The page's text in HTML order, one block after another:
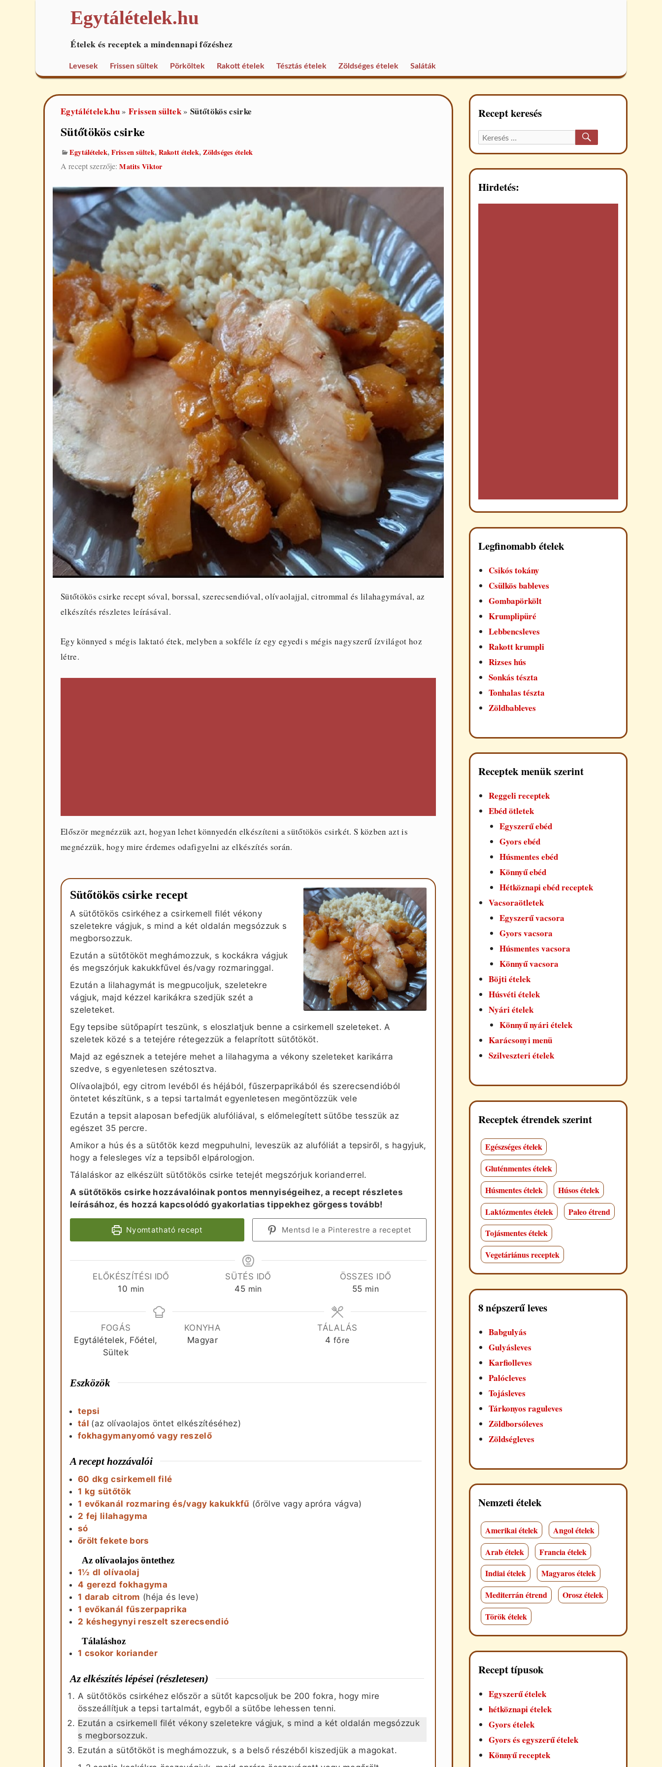
Egytálételek.hu
Ételek és receptek a mindennapi főzéshez
Levesek Frissen sültek Pörköltek Rakott ételek Tésztás ételek Zöldséges ételek Saláták
Egytálételek.hu »Frissen sültek» Sütőtökös csirke
Sütőtökös csirke
Egytálételek,Frissen sültek,Rakott ételek,Zöldséges ételek
A recept szerzője:Matits Viktor
Sütőtökös csirke recept sóval, borssal, szerecsendióval, olívaolajjal, citrommal és lilahagymával, az
elkészítés részletes leírásával.
Egy könnyed s mégis laktató étek, melyben a sokféle íz egy egyedi s mégis nagyszerű ízvilágot hoz
létre.
Először megnézzük azt, hogyan lehet könnyedén elkészíteni a sütőtökös csirkét. S közben azt is
megnézzük, hogy mire érdemes odafigyelni az elkészítés során.
Sütőtökös csirke recept
A sütőtökös csirkéhez a csirkemell filét vékony
szeletekre vágjuk, s mind a két oldalán megsózzuk s
megborsozzuk.
Ezután a sütőtököt meghámozzuk, s kockákra vágjuk
és megszórjuk kakukkfűvel és/vagy rozmaringgal.
Ezután a lilahagymát is megpucoljuk, szeletekre
vágjuk, majd kézzel karikákra szedjük szét a
szeleteket.
Egy tepsibe sütőpapírt teszünk, s eloszlatjuk benne a csirkemell szeleteket. A
szeletek közé s a tetejére rétegezzük a felaprított sütőtököt.
Majd az egésznek a tetejére mehet a lilahagyma a vékony szeleteket karikárra
szedve, s egyenletesen szétosztva.
Olívaolajból, egy citrom levéből és héjából, fűszerpaprikából és szerecsendióból
öntetet készítünk, s a tepsi tartalmát egyenletesen megöntözzük vele
Ezután a tepsit alaposan befedjük alufóliával, s előmelegített sütőbe tesszük az
egészet 35 percre.
Amikor a hús és a sütőtök kezd megpuhulni, leveszük az alufóliát a tepsiről, s hagyjuk,
hogy a felesleges víz a tepsiből elpárologjon.
Tálaláskor az elkészült sütőtökös csirke tetejét megszórjuk korianderrel.
A sütőtökös csirke hozzávalóinak pontos mennyiségeihez, a recept részletes
leírásához, és hozzá kapcsolódó gyakorlatias tippekhez görgess tovább!
Nyomtatható recept Mentsd le a Pinterestre a receptet
ELŐKÉSZÍTÉSI IDŐ
10 perc
min
SÜTÉS IDŐ
45perc
min
ÖSSZES IDŐ
55perc
min
FOGÁS
Egytálételek, Főétel,
Sültek
KONYHA
Magyar
TÁLALÁS
4 főre
Eszközök
tepsi
tál (az olívaolajos öntet elkészítéséhez)
fokhagymanyomó vagy reszelő
A recept hozzávalói
60 dkg csirkemell filé
1 kg sütőtök
1 evőkanál rozmaring és/vagy kakukkfű (őrölve vagy apróra vágva)
2 fej lilahagyma
só
őrölt fekete bors
Az olívaolajos öntethez
1½ dl olívaolaj
4 gerezd fokhagyma
1 darab citrom (héja és leve)
1 evőkanál fűszerpaprika
2 késhegynyi reszelt szerecsendió
Tálaláshoz
1 csokor koriander
Az elkészítés lépései (részletesen)
A sütőtökös csirkéhez először a sütőt kapcsoljuk be 200 fokra, hogy mire
összeállítjuk a tepsi tartalmát, egyből a sütőbe lehessen tenni.
Ezután a csirkemell filét vékony szeletekre vágjuk, s mind a két oldalán megsózzuk
s megborsozzuk.
Ezután a sütőtököt is meghámozzuk, s a belső részéből kiszedjük a magokat.
Recept keresés
Keresett
recept:
Hirdetés:
Legfinomabb ételek
Csikós tokány
Csülkös bableves
Gombapörkölt
Krumplipüré
Lebbencsleves
Rakott krumpli
Rizses hús
Sonkás tészta
Tonhalas tészta
Zöldbableves
Receptek menük szerint
Reggeli receptek
Ebéd ötletek
Egyszerű ebéd
Gyors ebéd
Húsmentes ebéd
Könnyű ebéd
Hétköznapi ebéd receptek
Vacsoraötletek
Egyszerű vacsora
Gyors vacsora
Húsmentes vacsora
Könnyű vacsora
Böjti ételek
Húsvéti ételek
Nyári ételek
Könnyű nyári ételek
Karácsonyi menü
Szilveszteri ételek
Receptek étrendek szerint
Egészséges ételek
Gluténmentes ételek
Húsmentes ételek
Húsos ételek
Laktózmentes ételek
Paleo étrend
Tojásmentes ételek
Vegetáriánus receptek
8 népszerű leves
Babgulyás
Gulyásleves
Karfiolleves
Palócleves
Tojásleves
Tárkonyos raguleves
Zöldborsóleves
Zöldségleves
Nemzeti ételek
Amerikai ételek
Angol ételek
Arab ételek
Francia ételek
Indiai ételek
Magyaros ételek
Mediterrán étrend
Orosz ételek
Török ételek
Recept típusok
Egyszerű ételek
hétköznapi ételek
Gyors ételek
Gyors és egyszerű ételek
Könnyű receptek